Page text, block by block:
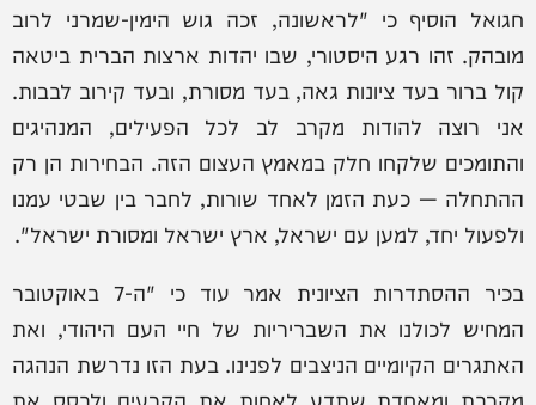
חגואל הוסיף כי "לראשונה, זכה גוש הימין-שמרני לרוב
מובהק. זהו רגע היסטורי, שבו יהדות ארצות הברית ביטאה
קול ברור בעד ציונות גאה, בעד מסורת, ובעד קירוב לבבות.
אני רוצה להודות מקרב לב לכל הפעילים, המנהיגים
והתומכים שלקחו חלק במאמץ העצום הזה. הבחירות הן רק
ההתחלה — כעת הזמן לאחד שורות, לחבר בין שבטי עמנו
ולפעול יחד, למען עם ישראל, ארץ ישראל ומסורת ישראל".
בכיר ההסתדרות הציונית אמר עוד כי "ה-7 באוקטובר
המחיש לכולנו את השבריריות של חיי העם היהודי, ואת
האתגרים הקיומיים הניצבים לפנינו. בעת הזו נדרשת הנהגה